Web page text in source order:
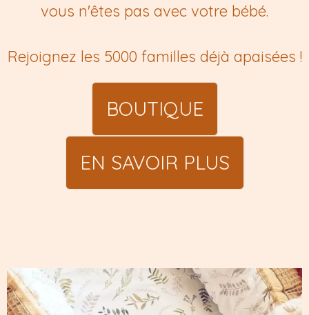
vous n'êtes pas avec votre bébé.
Rejoignez les 5000 familles déjà apaisées !
BOUTIQUE
EN SAVOIR PLUS